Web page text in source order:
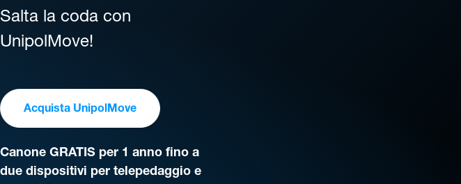
Salta la coda con
UnipolMove!
Acquista UnipolMove
Canone GRATIS per 1 anno fino a
due dispositivi per telepedaggio e